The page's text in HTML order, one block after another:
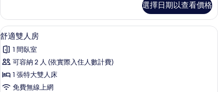
所
有
相
片
雙
人
房
詳
情
選擇日期以查看價格
顯
示
舒
適
雙
9
舒適雙人房
1 間臥室
可容納 2 人 (依實際入住人數計費)
1 張特大雙人床
免費無線上網